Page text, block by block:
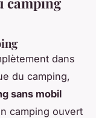
dans
du camping,
sans mobil
camping ouvert